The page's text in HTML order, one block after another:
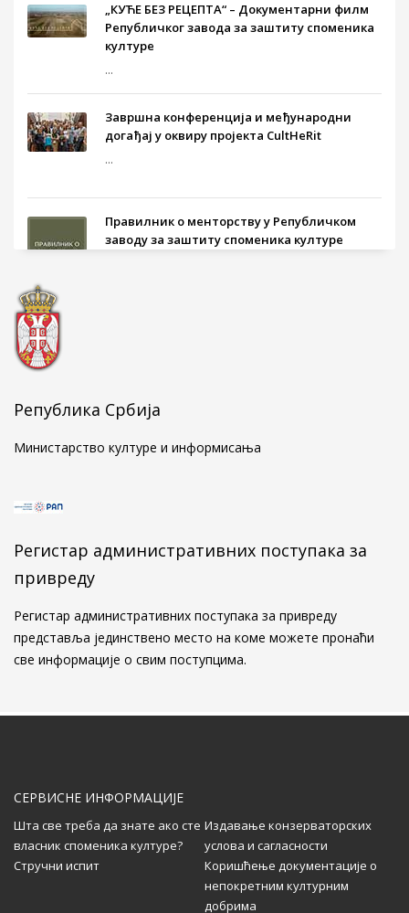
„КУЋЕ БЕЗ РЕЦЕПТА“ – Документарни филм
Републичког завода за заштиту споменика
културе
...
Завршна конференција и међународни
догађај у оквиру пројекта CultHeRit
...
Правилник о менторству у Републичком
заводу за заштиту споменика културе
...
...
Алтун-алем џамији у Новом Пазару
...
Додела награда Друштва конзерватора
Република Србија
Министарство културе и информисања
Регистар административних поступака за
привреду
Регистар административних поступака за привреду
представља јединствено место на коме можете пронаћи
све информације о свим поступцима.
СЕРВИСНЕ ИНФОРМАЦИЈЕ
Шта све треба да знате ако сте
власник споменика културе?
Издавање конзерваторских
услова и сагласности
Стручни испит
Коришћење документације о
непокретним културним
добрима